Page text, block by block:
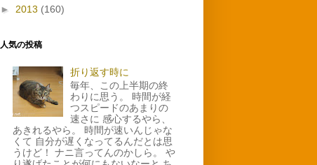
► 2013 (160)
人気の投稿
折り返す時に
毎年、この上半期の終
わりに思う。 時間が経
つスピードのあまりの
速さに 感心するやら、
あきれるやら。 時間が速いんじゃな
くて 自分が遅くなってるんだとは思
うけど！ ナニ言ってんのかしら。 や